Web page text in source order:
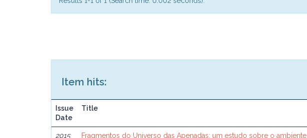
Item hits:
Issue
Date
Title
2015 Fragmentos do Universo das Apenadas: um estudo sobre o ambiente